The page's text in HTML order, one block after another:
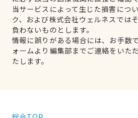
当サービスによって生じた損害につ
ク、および株式会社ウェルネスでは
負わないものとします。
情報に誤りがある場合には、お手数
ォームより編集部までご連絡をいた
たします。